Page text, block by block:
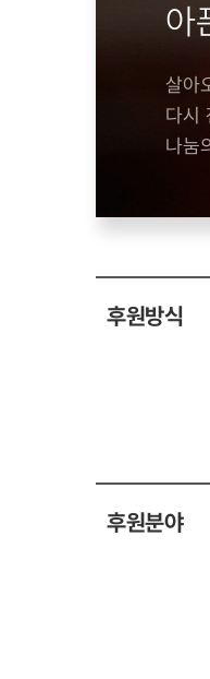
아
살아
다시
나눔
후원방식
후원분야